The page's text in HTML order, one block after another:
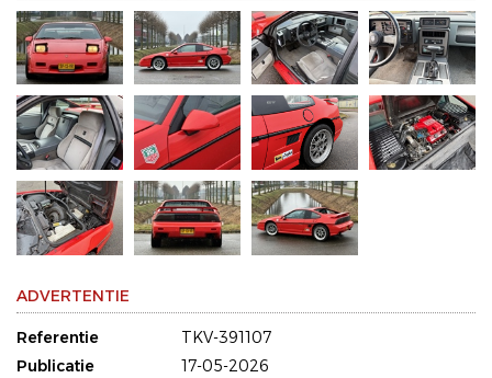
ADVERTENTIE
Referentie
TKV-391107
Publicatie
17-05-2026